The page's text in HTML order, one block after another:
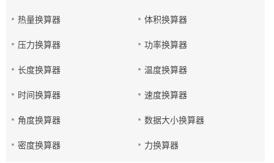
热量换算器 体积换算器
压力换算器 功率换算器
长度换算器 温度换算器
时间换算器 速度换算器
角度换算器 数据大小换算器
密度换算器 力换算器